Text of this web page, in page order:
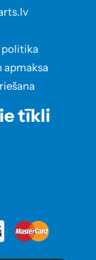
apmaksa
tīkli